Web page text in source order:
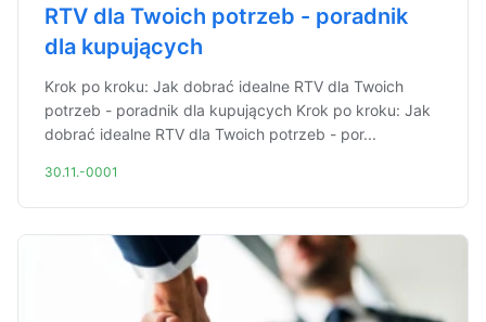
RTV dla Twoich potrzeb - poradnik
dla kupujących
Krok po kroku: Jak dobrać idealne RTV dla Twoich
potrzeb - poradnik dla kupujących Krok po kroku: Jak
dobrać idealne RTV dla Twoich potrzeb - por...
30.11.-0001